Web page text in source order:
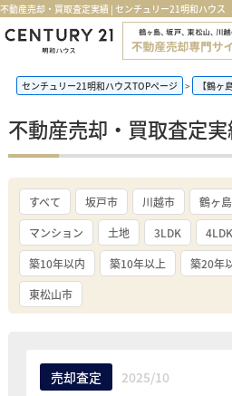
不動産売却・買取査定実績 | センチュリー21明和ハウス
センチュリー21明和ハウスTOPページ 【鶴
不動産売却・買取査定
すべて 坂戸市 川越市 鶴ヶ
マンション
土地 3LDK 4LDK
築10年以内
築10年以上 築20年
東松山市
売却査定 2025/10